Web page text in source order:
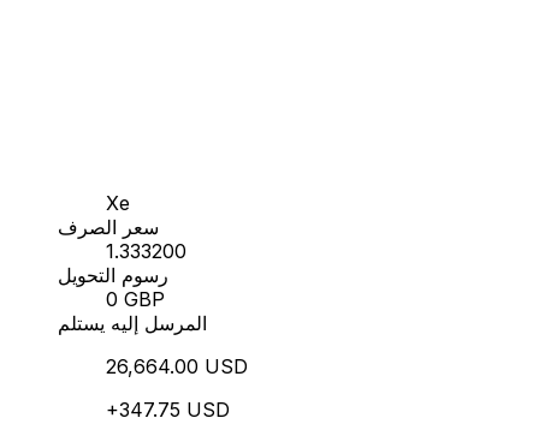
Xe
سعر الصرف
1.333200
رسوم التحويل
0 GBP
المرسل إليه يستلم
26,664.00 USD
+347.75 USD